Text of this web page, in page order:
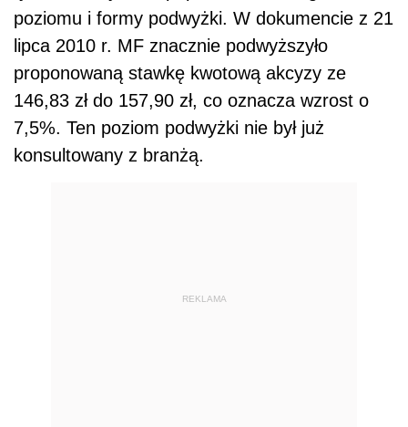
poziomu i formy podwyżki. W dokumencie z 21
lipca 2010 r. MF znacznie podwyższyło
proponowaną stawkę kwotową akcyzy ze
146,83 zł do 157,90 zł, co oznacza wzrost o
7,5%. Ten poziom podwyżki nie był już
konsultowany z branżą.
REKLAMA